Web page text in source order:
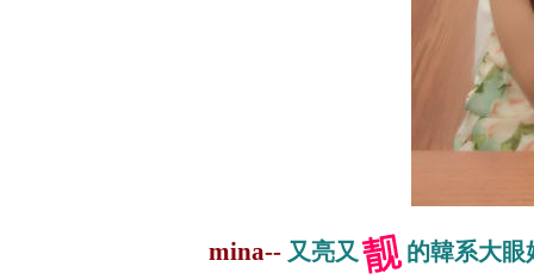
mina-- 又亮又 的韓系大眼